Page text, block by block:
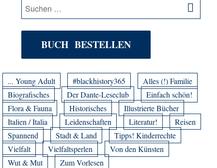
Suche
nach:
BUCH BESTELLEN
... Young Adult #blackhistory365
Alles (!) Familie
Biografisches
Der Dante-Leseclub
Einfach schön!
Flora & Fauna
Historisches
Illustrierte Bücher
Italien / Italia
Leidenschaften Literatur!
Reisen
Spannend
Stadt & Land
Tipps! Kinderrechte
Vielfalt
Vielfaltsperlen
Von den Künsten
Wut & Mut
Zum Vorlesen